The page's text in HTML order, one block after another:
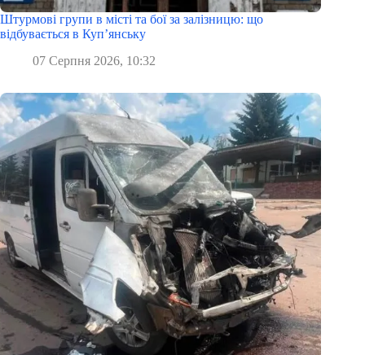
Штурмові групи в місті та бої за залізницю: що
відбувається в Куп’янську
07 Серпня 2026, 10:32